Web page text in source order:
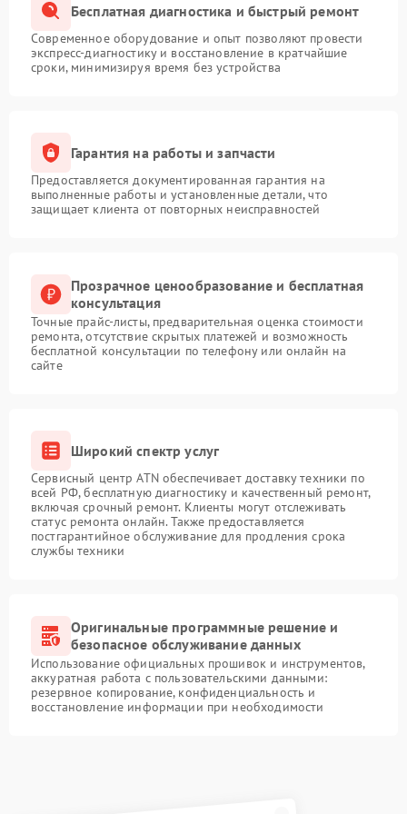
Бесплатная диагностика и быстрый ремонт
Современное оборудование и опыт позволяют провести
экспресс-диагностику и восстановление в кратчайшие
сроки, минимизируя время без устройства
Гарантия на работы и запчасти
Предоставляется документированная гарантия на
выполненные работы и установленные детали, что
защищает клиента от повторных неисправностей
Прозрачное ценообразование и бесплатная
консультация
Точные прайс-листы, предварительная оценка стоимости
ремонта, отсутствие скрытых платежей и возможность
бесплатной консультации по телефону или онлайн на
сайте
Широкий спектр услуг
Сервисный центр ATN обеспечивает доставку техники по
всей РФ, бесплатную диагностику и качественный ремонт,
включая срочный ремонт. Клиенты могут отслеживать
статус ремонта онлайн. Также предоставляется
постгарантийное обслуживание для продления срока
службы техники
Оригинальные программные решение и
безопасное обслуживание данных
Использование официальных прошивок и инструментов,
аккуратная работа с пользовательскими данными:
резервное копирование, конфиденциальность и
восстановление информации при необходимости